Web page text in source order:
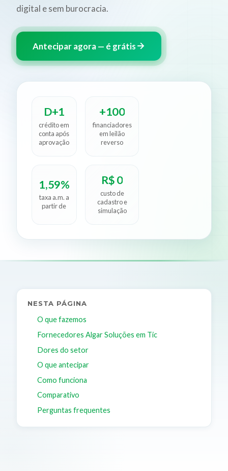
digital e sem burocracia.
Antecipar agora — é grátis
D+1
crédito em
conta após
aprovação
+100
financiadores
em leilão
reverso
1,59%
taxa a.m. a
partir de
R$ 0
custo de
cadastro e
simulação
NESTA PÁGINA
O que fazemos
Fornecedores Algar Soluções em Tic
Dores do setor
O que antecipar
Como funciona
Comparativo
Perguntas frequentes